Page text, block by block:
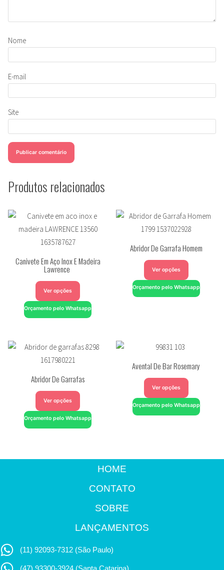
Nome
E-mail
Site
Produtos relacionados
Canivete Em Aço Inox E Madeira
Lawrence
Ver opções
Orçamento pelo Whatsapp
Abridor De Garrafa Homem
Ver opções
Orçamento pelo Whatsapp
Abridor De Garrafas
Ver opções
Orçamento pelo Whatsapp
Avental De Bar Rosemary
Ver opções
Orçamento pelo Whatsapp
HOME
CONTATO
SOBRE
LANÇAMENTOS
(11) 92093-7312 (São Paulo)
(47) 93300-3924 (Santa Catarina)